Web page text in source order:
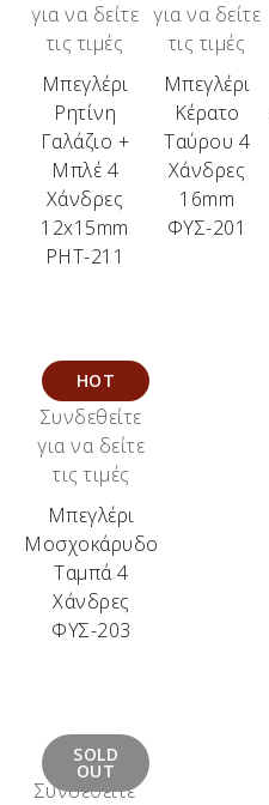
για να δείτε
τις τιμές
Μπεγλέρι
Ρητίνη
Γαλάζιο +
Μπλέ 4
Χάνδρες
12x15mm
ΡΗΤ-211
για να δείτε
τις τιμές
Μπεγλέρι
Κέρατο
Ταύρου 4
Χάνδρες
16mm
ΦΥΣ-201
HOT
Συνδεθείτε
για να δείτε
τις τιμές
Μπεγλέρι
Μοσχοκάρυδο
Ταμπά 4
Χάνδρες
ΦΥΣ-203
SOLD
OUT
Συνδεθείτε